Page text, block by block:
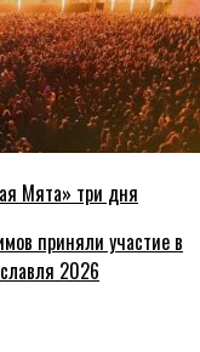
Мята» три дня
приняли участие в
2026